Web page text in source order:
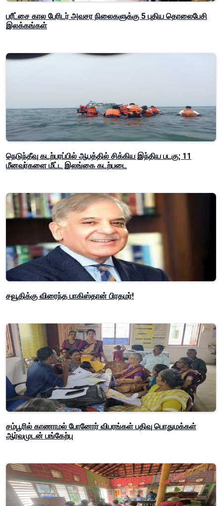
பரீட்சை கால பேரிடர் அவசர நிலைகளுக்கு 5 புதிய தொலைபேசி
இலக்கங்கள்
நெடுந்தீவு கடற்பரப்பில் ஆபத்தில் சிக்கிய இந்திய படகு; 11
மீனவர்களை மீட்ட இலங்கை கடற்படை
சவூதிக்கு விரைந்த பாகிஸ்தான் பிரதமர்!
சம்பூரில் காணாமல் போனோர் விபரங்கள் பதிவு பொதுமக்கள்
ஆர்வமுடன் பங்கேற்பு